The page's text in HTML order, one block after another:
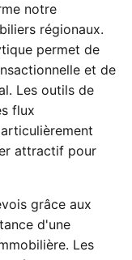
notre
régionaux.
permet de
et de
Les outils de
flux
attractif pour
grâce aux
d'une
Les